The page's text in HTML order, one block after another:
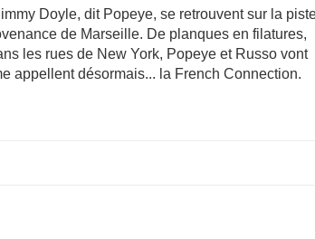
Doyle, dit Popeye, se retrouvent sur la
de Marseille. De planques en filatures,
les rues de New York, Popeye et Russo vont
appellent désormais... la French Connection.